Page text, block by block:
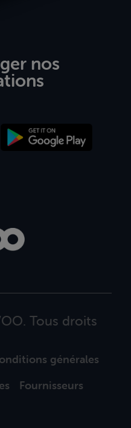
nos
Tous droits
générales
Fournisseurs